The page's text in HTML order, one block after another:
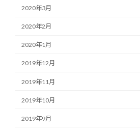
2020年3月
2020年2月
2020年1月
2019年12月
2019年11月
2019年10月
2019年9月